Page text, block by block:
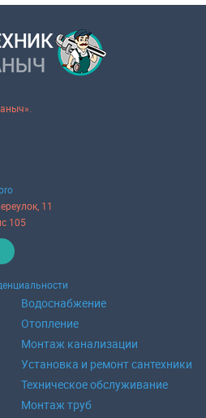
11
105
Водоснабжение
Отопление
Монтаж канализации
Установка и ремонт сантехники
Техническое обслуживание
Монтаж труб